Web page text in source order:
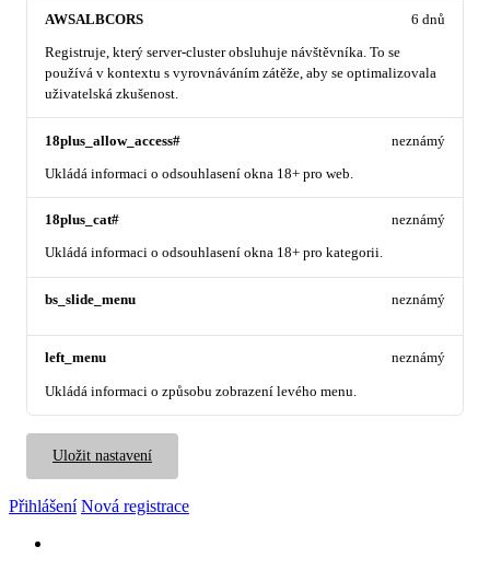
AWSALBCORS
Registruje, který server-cluster obsluhuje návštěvníka. To se
používá v kontextu s vyrovnáváním zátěže, aby se optimalizovala
uživatelská zkušenost.
6 dnů
18plus_allow_access#
Ukládá informaci o odsouhlasení okna 18+ pro web.
neznámý
18plus_cat#
Ukládá informaci o odsouhlasení okna 18+ pro kategorii.
neznámý
bs_slide_menu neznámý
left_menu
Ukládá informaci o způsobu zobrazení levého menu.
neznámý
Uložit nastavení
Přihlášení Nová registrace